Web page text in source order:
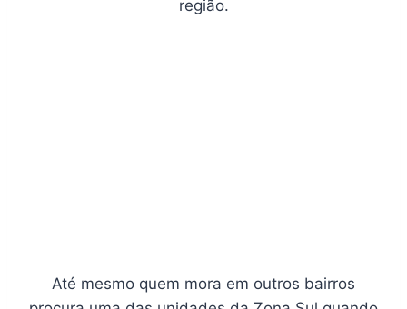
região.
Até mesmo quem mora em outros bairros